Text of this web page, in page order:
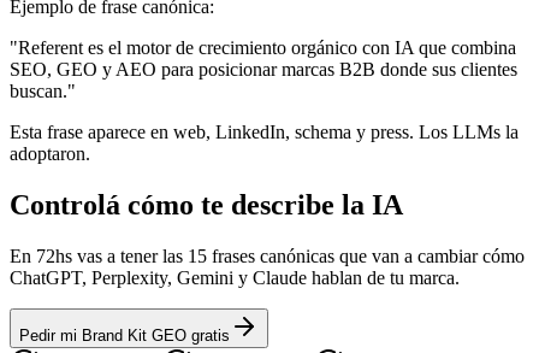
Ejemplo de frase canónica:
"Referent es el motor de crecimiento orgánico con IA que combina
SEO, GEO y AEO para posicionar marcas B2B donde sus clientes
buscan."
Esta frase aparece en web, LinkedIn, schema y press. Los LLMs la
adoptaron.
Controlá cómo te describe la IA
En 72hs vas a tener las 15 frases canónicas que van a cambiar cómo
ChatGPT, Perplexity, Gemini y Claude hablan de tu marca.
Pedir mi Brand Kit GEO gratis